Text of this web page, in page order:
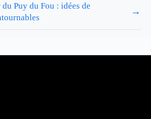
Puy du Fou : idées de
→